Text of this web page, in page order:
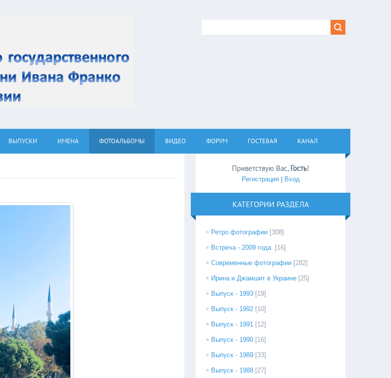
ВЫПУСКИ ИМЕНА ФОТОАЛЬБОМЫ ВИДЕО ФОРУМ ГОСТЕВАЯ КАНАЛ
Приветствую Вас, Гость!
Регистрация| Вход
КАТЕГОРИИ РАЗДЕЛА
Ретро фотографии [308]
Встреча - 2009 года. [16]
Современные фотографии [282]
Ирина и Джамшит в Украине [25]
Выпуск - 1993 [19]
Выпуск - 1992 [10]
Выпуск - 1991 [12]
Выпуск - 1990 [16]
Выпуск - 1989 [33]
Выпуск - 1988 [27]